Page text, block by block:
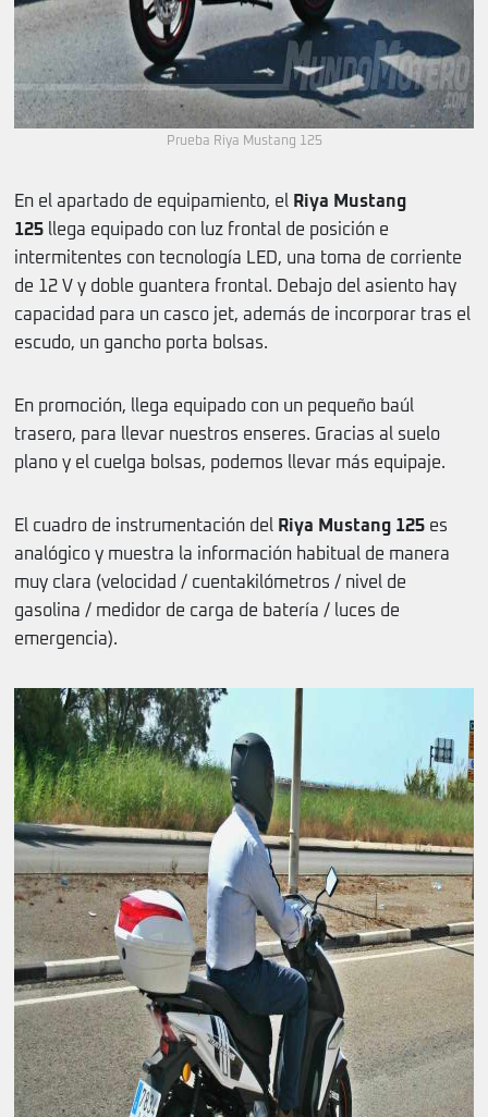
Prueba Riya Mustang 125
En el apartado de equipamiento, el Riya Mustang
125 llega equipado con luz frontal de posición e
intermitentes con tecnología LED, una toma de corriente
de 12 V y doble guantera frontal. Debajo del asiento hay
capacidad para un casco jet, además de incorporar tras el
escudo, un gancho porta bolsas.
En promoción, llega equipado con un pequeño baúl
trasero, para llevar nuestros enseres. Gracias al suelo
plano y el cuelga bolsas, podemos llevar más equipaje.
El cuadro de instrumentación del Riya Mustang 125 es
analógico y muestra la información habitual de manera
muy clara (velocidad / cuentakilómetros / nivel de
gasolina / medidor de carga de batería / luces de
emergencia).